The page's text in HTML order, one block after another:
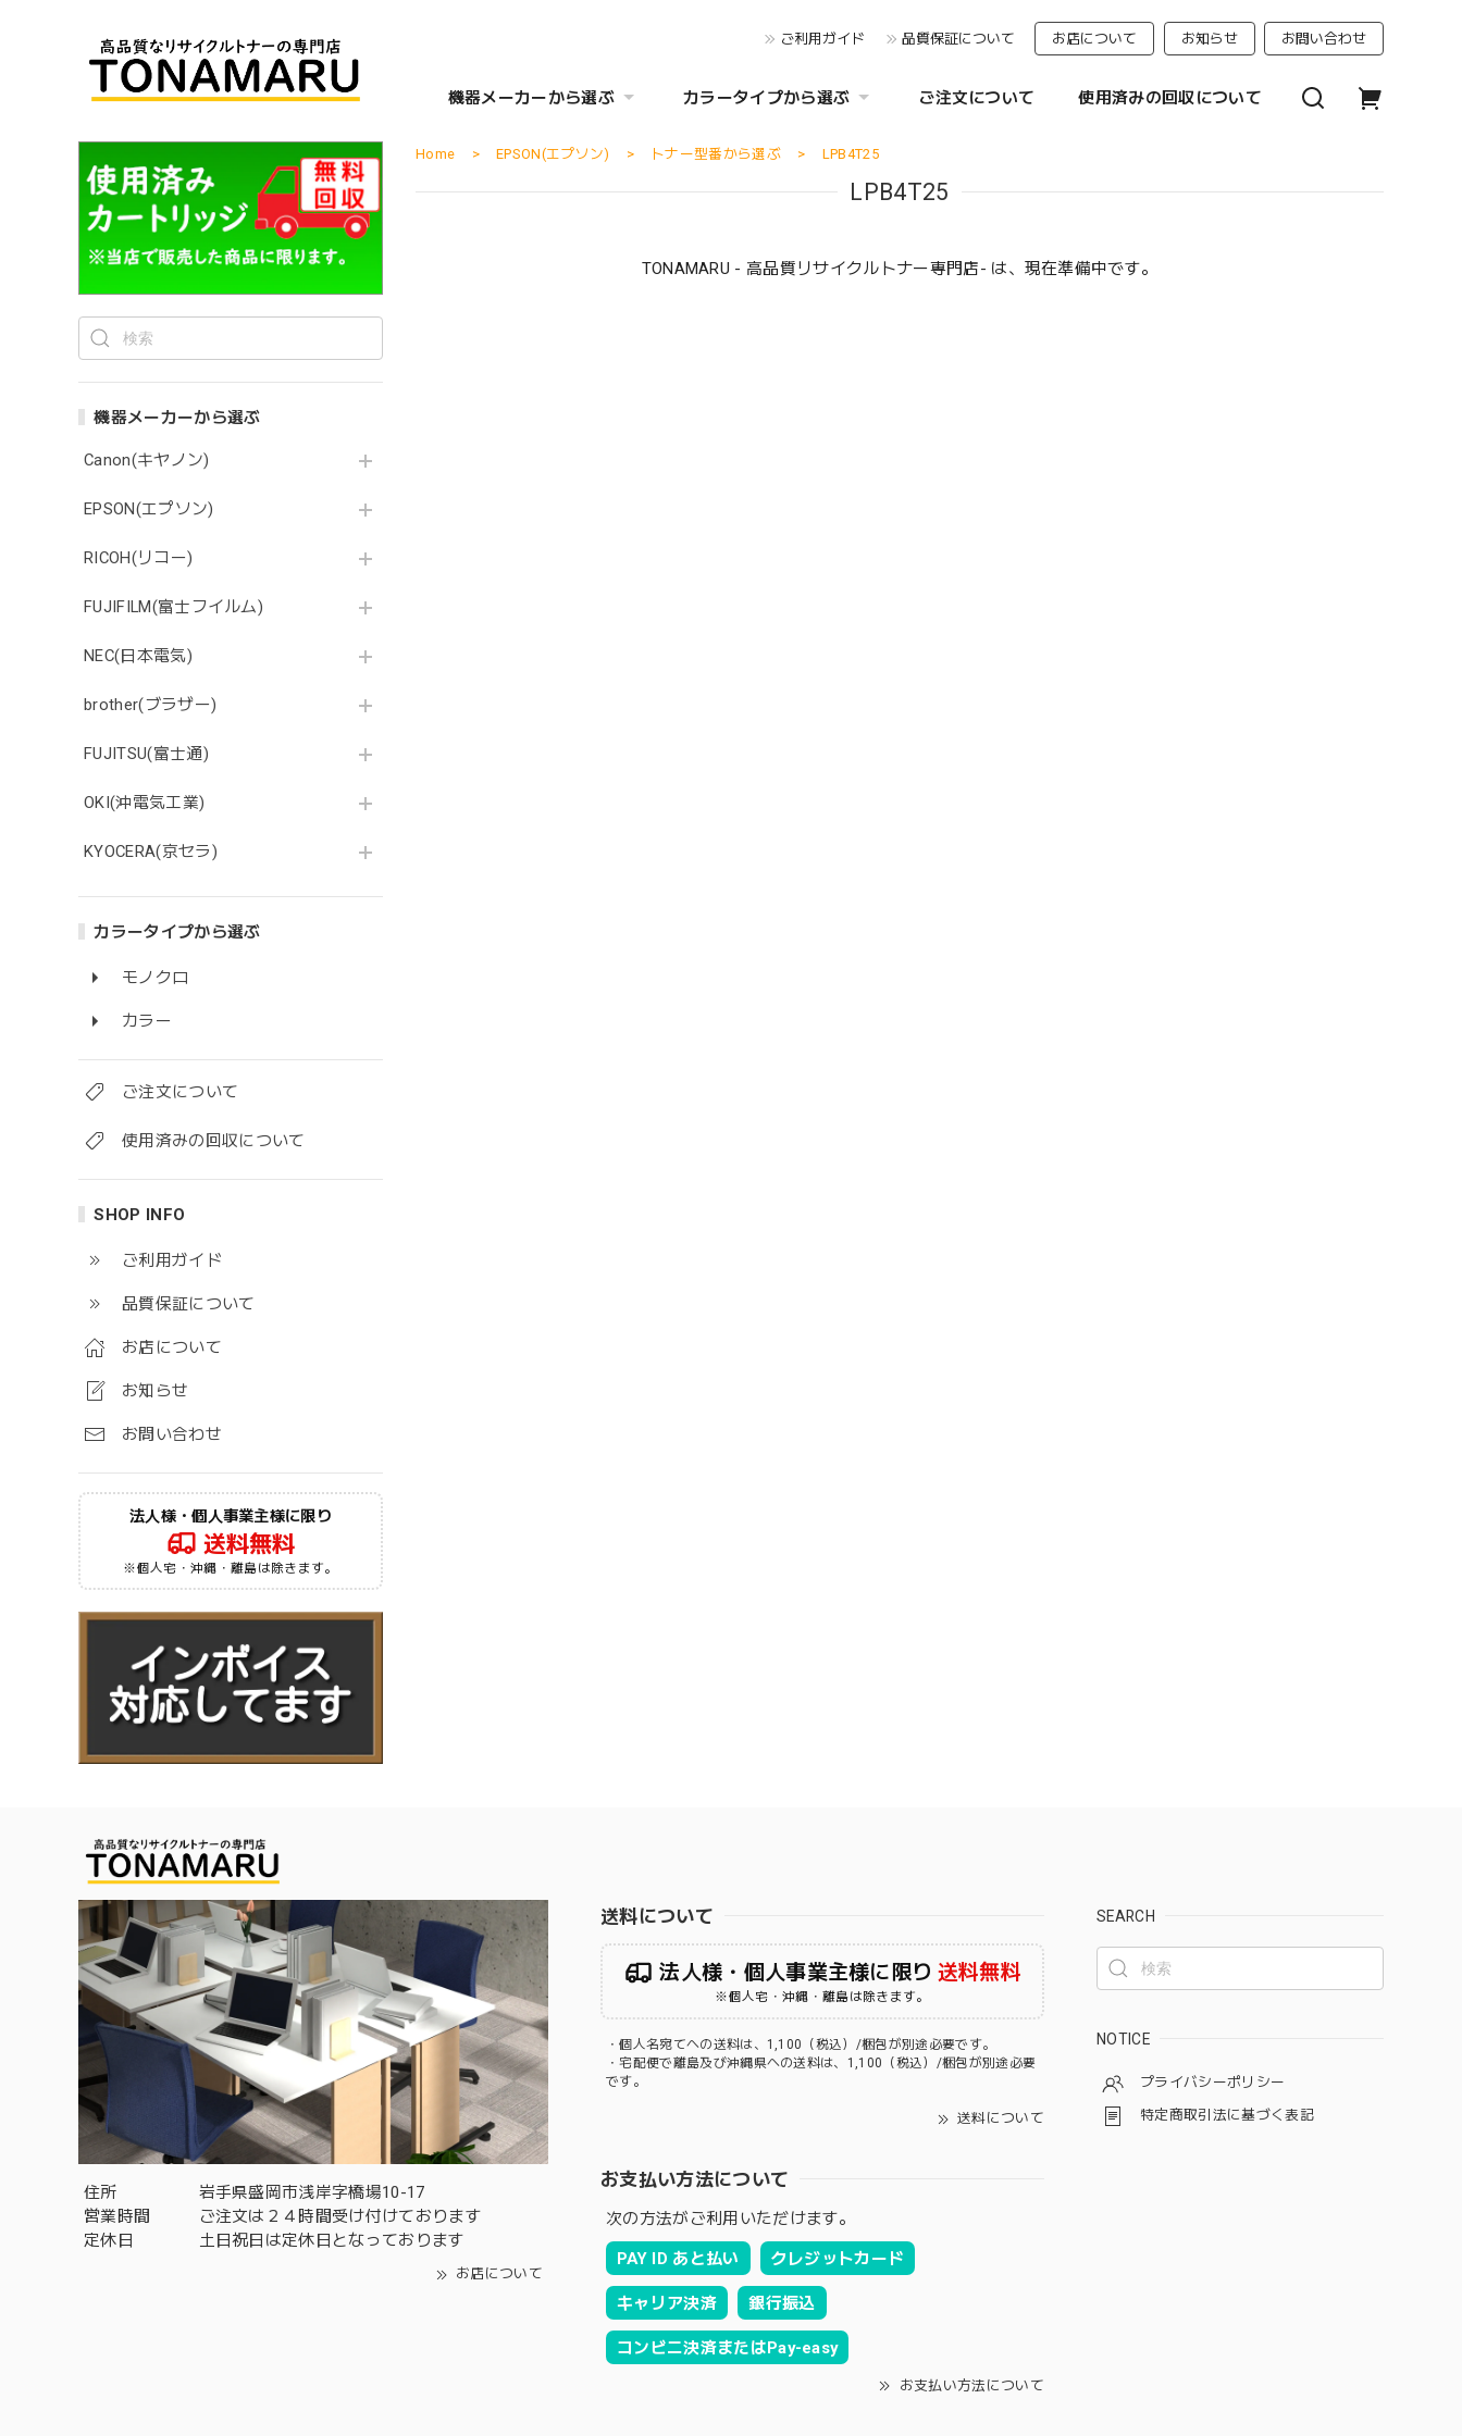
ご利用ガイド 品質保証について お店について お知らせ お問い合わせ
機器メーカーから選ぶ カラータイプから選ぶ ご注文について 使用済みの回収について
機器メーカーから選ぶ
Canon(キヤノン)
EPSON(エプソン)
RICOH(リコー)
FUJIFILM(富士フイルム)
NEC(日本電気)
brother(ブラザー)
FUJITSU(富士通)
OKI(沖電気工業)
KYOCERA(京セラ)
カラータイプから選ぶ
モノクロ
カラー
ご注文について
使用済みの回収について
SHOP INFO
ご利用ガイド
品質保証について
お店について
お知らせ
お問い合わせ
法人様・個人事業主様に限り
送料無料
※個人宅・沖縄・離島は除きます。
Home EPSON(エプソン) トナー型番から選ぶ LPB4T25
LPB4T25
TONAMARU - 高品質リサイクルトナー専門店- は、現在準備中です。
住所
岩手県盛岡市浅岸字橋場10-17
営業時間
ご注文は２４時間受け付けております
定休日
土日祝日は定休日となっております
お店について
送料について
法人様・個人事業主様に限り 送料無料
※個人宅・沖縄・離島は除きます。
・個人名宛てへの送料は、1,100（税込）/梱包が別途必要です。
・宅配便で離島及び沖縄県への送料は、1,100（税込）/梱包が別途必要
です。
送料について
お支払い方法について
次の方法がご利用いただけます。
PAY ID あと払い クレジットカード
キャリア決済 銀行振込
コンビニ決済またはPay-easy
お支払い方法について
SEARCH
NOTICE
プライバシーポリシー
特定商取引法に基づく表記